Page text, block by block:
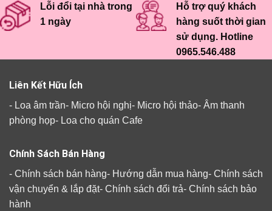
Lỗi đổi tại nhà trong
1 ngày
Hỗ trợ quý khách
hàng suốt thời gian
sử dụng. Hotline
0965.546.488
Liên Kết Hữu Ích
- Loa âm trần- Micro hội nghị- Micro hội thảo- Âm thanh
phòng họp- Loa cho quán Cafe
Chính Sách Bán Hàng
- Chính sách bán hàng- Hướng dẫn mua hàng- Chính sách
vận chuyển & lắp đặt- Chính sách đổi trả- Chính sách bảo
hành